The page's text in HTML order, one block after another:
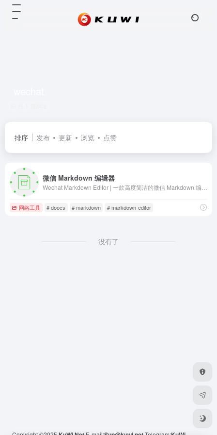
排序 发布 更新 浏览 点赞
微信 Markdown 编辑器
网络工具 # doocs # markdown # markdown-editor
没有了